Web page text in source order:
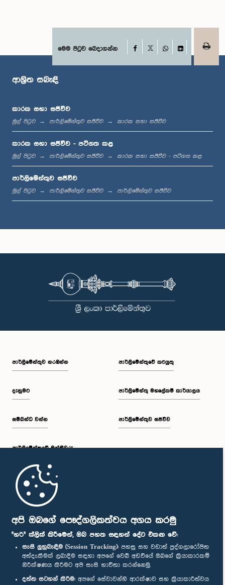
අපි ඔබගේ පෞද්ගලිකත්වය අගය කරමු
"හරි" ක්ලික් කිරීමෙන්, ඔබ පහත සඳහන් දේට එකඟ වේ:
සැසි ලුහුබැඳීම (Session Tracking): පහසු සහ වඩාත් පුද්ගලාරෝපිත
අත්දැකීමක් ලබාදීම සඳහා අපගේ වෙබ් අඩවියේ ඔබගේ ක්‍රියාකාරකම්
නිරීක්ෂණය කිරීමට අපි සැසි භාවිතා කරන්නෙමු.
දත්ත සටහන් කිරීම: අපගේ සේවාවන්හි ආරක්ෂාව සහ ක්‍රියාකාරීත්වය
පෙ.ව. 11:30 - පෙ.ව. 11:40
මධ්‍යාහ්න 12:00 - ප.ව. 12:05
ප.ව. 12:05 - ප.ව. 12:13
ප.ව. 1:00 - ප.ව. 1:10
ප.ව. 1:34 - ප.ව. 1:55
ප.ව. 1:55 - ප.ව. 2:06
ප.ව. 2:06 - ප.ව. 2:16
ප.ව. 2:16 - ප.ව. 2:25
මෙම පිටුව බෙදාගන්න Facebook
WhatsApp
LinkedIn
ආශ්‍රිත සබැඳි
කාරක සභා සජීවීව
මුල් පිටුව පාර්ලිමේන්තුව සජීවීව කාරක සභා සජීවීව
කාරක සභා සජීවීව - පටිගත කළ
මුල් පිටුව පාර්ලිමේන්තුව සජීවීව කාරක සභා සජීවීව - පටිගත කළ
පාර්ලිමේන්තුව සජීවීව
මුල් පිටුව පාර්ලිමේන්තුව සජීවීව පාර්ලිමේන්තුව සජීවීව
පාර්ලි‌මේන්තුව නරඹන්න
දැනුමට
සම්බන්ධ වන්න
පාර්ලි‌මේන්තුවේ මන්ත්‍රීවරු
මුල් පිටුව
පාර්ලිමේන්තුවේ කටයුතු
පාර්ලිමේන්තු මහලේකම් කාර්යාලය
පාර්ලිමේන්තුව සජීවීව
පාර්ලිමේන්තු ජංගම යෙදුම
අප හා සම්බන්ධ වී සිටින්න :